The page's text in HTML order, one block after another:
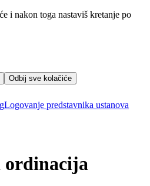
i nakon toga nastaviš kretanje po
Odbij sve kolačiće
Logovanje predstavnika ustanova
ordinacija